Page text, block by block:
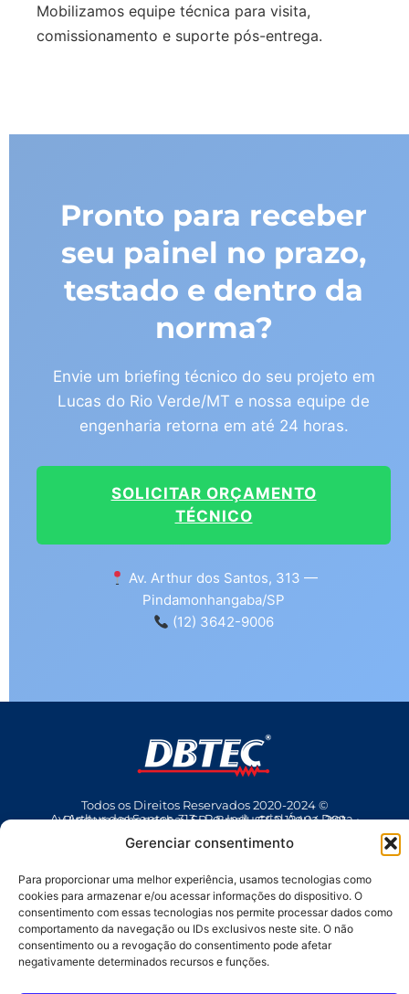
Gerenciar consentimento
Para proporcionar uma melhor experiência, usamos tecnologias como
cookies para armazenar e/ou acessar informações do dispositivo. O
consentimento com essas tecnologias nos permite processar dados como
comportamento da navegação ou IDs exclusivos neste site. O não
consentimento ou a revogação do consentimento pode afetar
negativamente determinados recursos e funções.
Mobilizamos equipe técnica para visita,
comissionamento e suporte pós-entrega.
Pronto para receber
seu painel no prazo,
testado e dentro da
norma?
Envie um briefing técnico do seu projeto em
Lucas do Rio Verde/MT e nossa equipe de
engenharia retorna em até 24 horas.
SOLICITAR ORÇAMENTO
TÉCNICO
Av. Arthur dos Santos, 313 —
Pindamonhangaba/SP
(12) 3642-9006
Todos os Direitos Reservados 2020-2024 ©
Av Arthur dos Santos, 313 • Pq. Industrial Água Preta • Pindamonhangaba • SP • Brasil • CEP 12404-289
(12) 3642 9006
• dbtec@dbtec.com.br